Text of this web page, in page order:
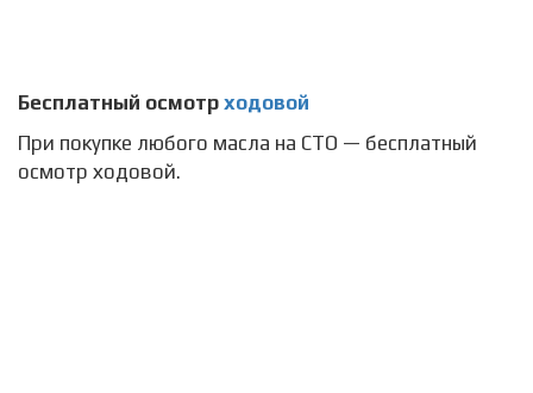
Бесплатный осмотр ходовой
При покупке любого масла на СТО — бесплатный
осмотр ходовой.